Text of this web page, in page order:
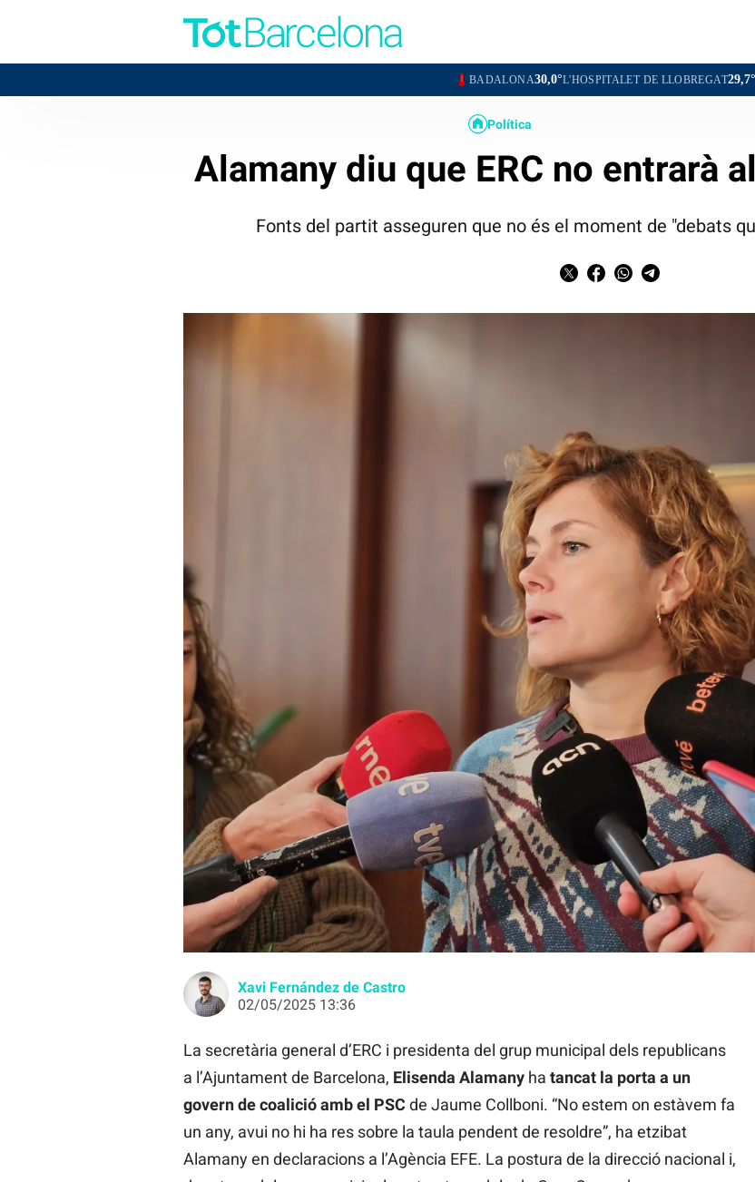
30,0°L'HOSPITALET DE LLOBREGAT29,7°SANTA
La presidenta del grup municipal d'ERC, Elisenda Alamany, en una atenció als mitjans /
Política
Alamany diu que ERC no entrarà
Fonts del partit asseguren que no és el moment de "debats
Xavi Fernández de Castro
02/05/2025 13:36
La secretària general d’ERC i presidenta del grup municipal dels republicans
a l’Ajuntament de Barcelona, Elisenda Alamanyha tancat la porta a un
govern de coalició amb el PSC de Jaume Collboni. “No estem on estàvem fa
un any, avui no hi ha res sobre la taula pendent de resoldre”, ha etzibat
Alamany en declaracions a l’Agència EFE. La postura de la direcció nacional i,